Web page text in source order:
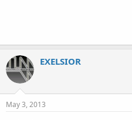
EXELSIOR
May 3, 2013